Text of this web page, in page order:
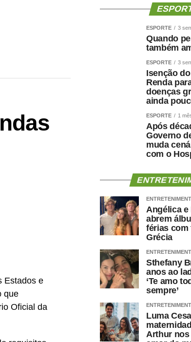
Estados e
que
Oficial da
ESPORTE 3
Quando
também
ESPORTE 3
Isenção
Renda
doenças
ainda
ESPORTE 1
Após
Governo
muda
com o
Angélica
abrem
férias com
Grécia
Sthefany
anos ao
‘Te amo
sempre’
Luma
Arthur nos